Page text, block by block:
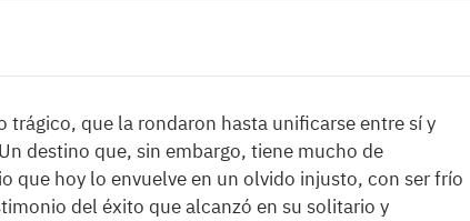
trágico, que la rondaron hasta unificarse entre sí y
destino que, sin embargo, tiene mucho de
que hoy lo envuelve en un olvido injusto, con ser frío
del éxito que alcanzó en su solitario y